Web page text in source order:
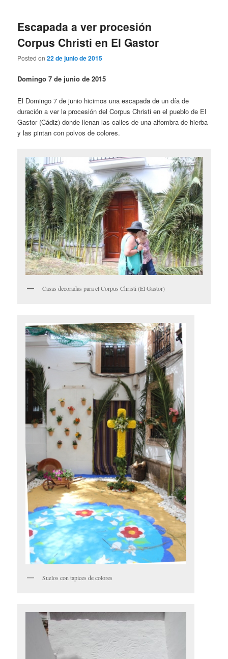
Escapada a ver procesión
Corpus Christi en El Gastor
Posted on22 de junio de 2015
Domingo 7 de junio de 2015
El Domingo 7 de junio hicimos una escapada de un día de
duración a ver la procesión del Corpus Christi en el pueblo de El
Gastor (Cádiz) donde llenan las calles de una alfombra de hierba
y las pintan con polvos de colores.
Casas decoradas para el Corpus Christi (El Gastor)
Suelos con tapices de colores